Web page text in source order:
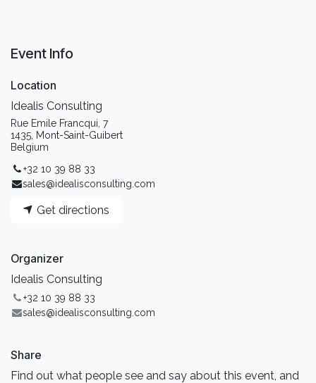
Event Info
Location
Idealis Consulting
Rue Emile Francqui, 7
1435, Mont-Saint-Guibert
Belgium
+32 10 39 88 33
sales@idealisconsulting.com
Get directions
Organizer
Idealis Consulting
+32 10 39 88 33
sales@idealisconsulting.com
Share
Find out what people see and say about this event, and